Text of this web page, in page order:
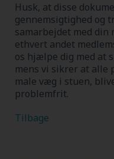
Husk, at disse
gennemsigtighed og
samarbejdet med din
ethvert andet
os hjælpe dig med at
mens vi sikrer at alle
male væg i stuen,
problemfrit.
Tilbage